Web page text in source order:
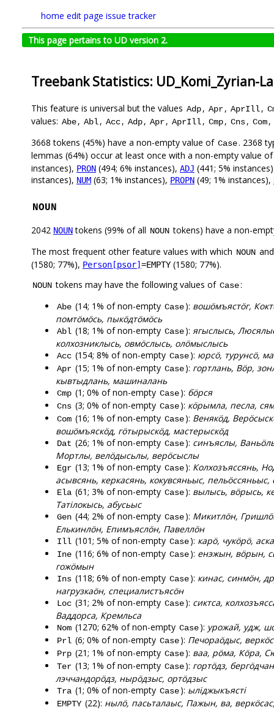
home edit page issue tracker
This page pertains to UD version 2.
Treebank Statistics: UD_Komi_Zyrian-
This feature is universal but the values Adp, Apr, AprIll,
values: Abe, Abl, Acc, Adp, Apr, AprIll, Cmp, Cns, Com,
3668 tokens (45%) have a non-empty value of Case. 2368
lemmas (64%) occur at least once with a non-empty value
instances), PRON (494; 6% instances), ADJ (441; 5%
instances), NUM (63; 1% instances), PROPN (49; 1% instances),
NOUN
2042 NOUNtokens (99% of all NOUN tokens) have a non-
The most frequent other feature values with which NOUN
(1580; 77%), Person[psor] =EMPTY (1580; 77%).
NOUN tokens may have the following values of Case:
Abe (14; 1% of non-empty Case): вошӧмъястӧг,
помтӧмӧсь, пыкӧдтӧмӧсь
Abl (18; 1% of non-empty Case): ягыслысь,
колхозниклысь, овмӧслысь, олӧмыслысь
Acc (154; 8% of non-empty Case): юрсӧ, турунсӧ,
Apr (15; 1% of non-empty Case): гортлань, Вӧр,
кывтыдлань, машиналань
Cmp (1; 0% of non-empty Case): бӧрся
Cns (3; 0% of non-empty Case): кӧрымла, песла,
Com (16; 1% of non-empty Case): Венякӧд,
вошӧмъяскӧд, гӧтырыскӧд, мастерыскӧд
Dat (26; 1% of non-empty Case): синъяслы,
Мортлы, велӧдысьлы, верӧсыслы
Egr (13; 1% of non-empty Case): Колхозъяссянь,
асывсянь, керкасянь, кокувсяньыс, пельӧссяньыс,
Ela (61; 3% of non-empty Case): вылысь, вӧрысь,
Татілокысь, абусьыс
Gen (44; 2% of non-empty Case): Микитлӧн,
Елькинлӧн, Епимъяслӧн, Павеллӧн
Ill (101; 5% of non-empty Case): карӧ, чукӧрӧ,
Ine (116; 6% of non-empty Case): енэжын, вӧрын,
гожӧмын
Ins (118; 6% of non-empty Case): кинас, синмӧн,
нагрузкаӧн, специалистъясӧн
Loc (31; 2% of non-empty Case): сиктса,
Ваддорса, Кремльса
Nom (1270; 62% of non-empty Case): урожай, удж,
Prl (6; 0% of non-empty Case): Печораӧдыс,
Prp (21; 1% of non-empty Case): ваа, рӧма, Кӧра,
Ter (13; 1% of non-empty Case): гортӧдз,
лэччандорӧдз, нырӧдзыс, ортӧдзыс
Tra (1; 0% of non-empty Case): ыліджыкъясті
EMPTY (22): нылӧ, пасьталаыс, Пажын, ва,